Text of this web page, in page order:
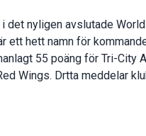
det nyligen avslutade
ett hett namn för
55 poäng för Tri-City
Wings. Drtta meddelar